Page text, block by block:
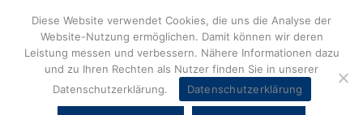
springen
Diese Website verwendet Cookies, die uns die Analyse der
Website-Nutzung ermöglichen. Damit können wir deren
Leistung messen und verbessern. Nähere Informationen dazu
und zu Ihren Rechten als Nutzer finden Sie in unserer
Datenschutzerklärung.
Datenschutzerklärung